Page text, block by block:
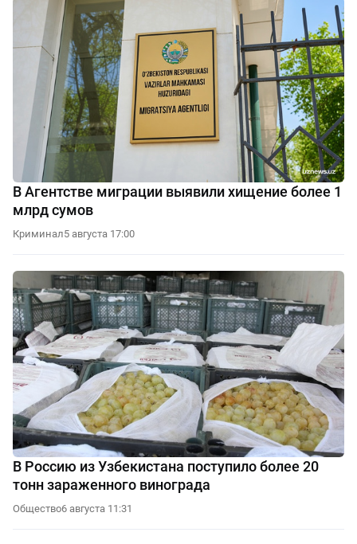
В Агентстве миграции выявили хищение более 1
млрд сумов
Криминал5 августа 17:00
В Россию из Узбекистана поступило более 20
тонн зараженного винограда
Общество6 августа 11:31